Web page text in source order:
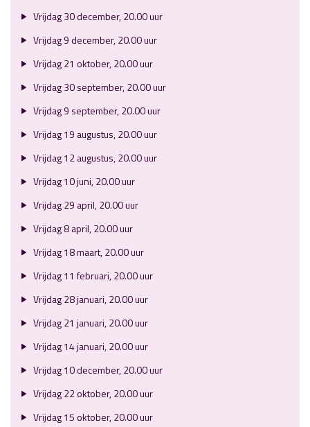
Vrijdag 30 december, 20.00 uur
Vrijdag 9 december, 20.00 uur
Vrijdag 21 oktober, 20.00 uur
Vrijdag 30 september, 20.00 uur
Vrijdag 9 september, 20.00 uur
Vrijdag 19 augustus, 20.00 uur
Vrijdag 12 augustus, 20.00 uur
Vrijdag 10 juni, 20.00 uur
Vrijdag 29 april, 20.00 uur
Vrijdag 8 april, 20.00 uur
Vrijdag 18 maart, 20.00 uur
Vrijdag 11 februari, 20.00 uur
Vrijdag 28 januari, 20.00 uur
Vrijdag 21 januari, 20.00 uur
Vrijdag 14 januari, 20.00 uur
Vrijdag 10 december, 20.00 uur
Vrijdag 22 oktober, 20.00 uur
Vrijdag 15 oktober, 20.00 uur